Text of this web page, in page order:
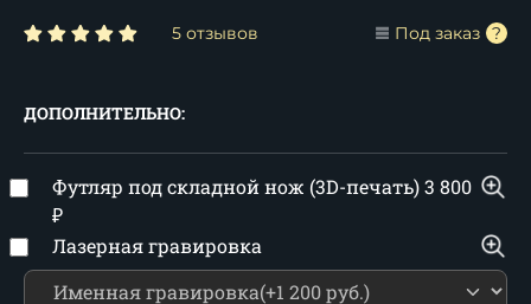
5 отзывов Под заказ
ДОПОЛНИТЕЛЬНО:
Футляр под складной нож (3D-печать)3 800
₽
Лазерная гравировка